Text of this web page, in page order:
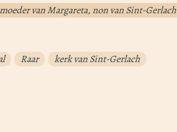
van Margareta, non van Sint-Gerlach
Raar kerk van Sint-Gerlach